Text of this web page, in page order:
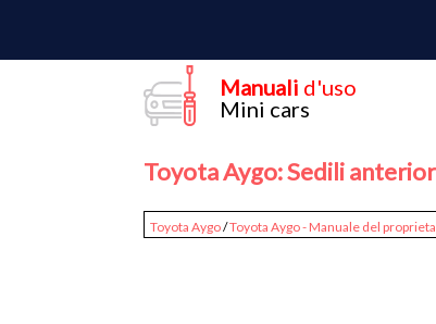
Manuali d'uso
Mini cars
Toyota Aygo: Sedili
Toyota Aygo/Toyota Aygo - Manuale del